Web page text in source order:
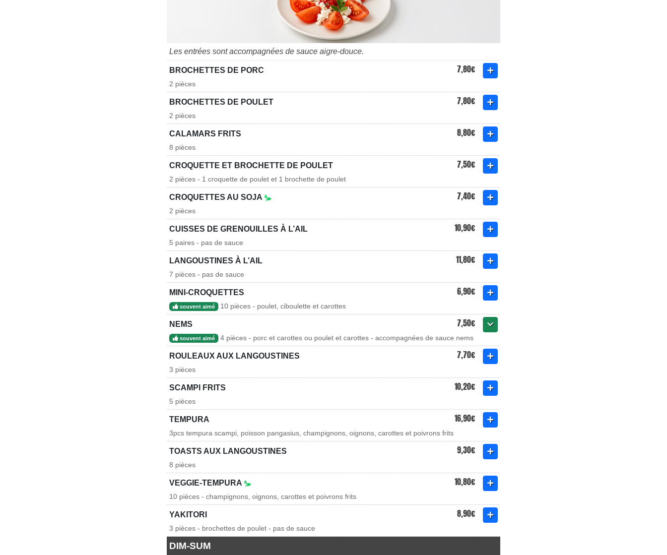
Les entrées sont accompagnées de sauce aigre-douce.
BROCHETTES DE PORC 7,80€
2 pièces
BROCHETTES DE POULET 7,80€
2 pièces
CALAMARS FRITS 8,80€
8 pièces
CROQUETTE ET BROCHETTE DE POULET 7,50€
2 pièces - 1 croquette de poulet et 1 brochette de poulet
CROQUETTES AU SOJA 7,40€
2 pièces
CUISSES DE GRENOUILLES À L’AIL 10,90€
5 paires - pas de sauce
LANGOUSTINES À L’AIL 11,80€
7 pièces - pas de sauce
MINI-CROQUETTES 6,90€
souvent aimé 10 pièces - poulet, ciboulette et carottes
NEMS 7,50€
souvent aimé 4 pièces - porc et carottes ou poulet et carottes - accompagnées de sauce nems
ROULEAUX AUX LANGOUSTINES 7,70€
3 pièces
SCAMPI FRITS 10,20€
5 pièces
TEMPURA 16,90€
3pcs tempura scampi, poisson pangasius, champignons, oignons, carottes et poivrons frits
TOASTS AUX LANGOUSTINES 9,30€
8 pièces
VEGGIE-TEMPURA 10,80€
10 pièces - champignons, oignons, carottes et poivrons frits
YAKITORI 8,90€
3 pièces - brochettes de poulet - pas de sauce
DIM-SUM